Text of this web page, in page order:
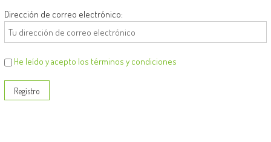
Dirección de correo electrónico:
He leído y acepto los términos y condiciones